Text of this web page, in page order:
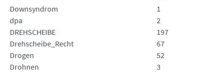
Downsyndrom
1
dpa
2
DREHSCHEIBE
197
Drehscheibe_Recht
67
Drogen
52
Drohnen
3